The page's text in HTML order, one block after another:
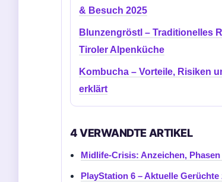
& Besuch 2025
Blunzengröstl – Traditionelles
Tiroler Alpenküche
Kombucha – Vorteile, Risiken
erklärt
4 VERWANDTE ARTIKEL
Midlife-Crisis: Anzeichen,
PlayStation 6 – Aktuelle